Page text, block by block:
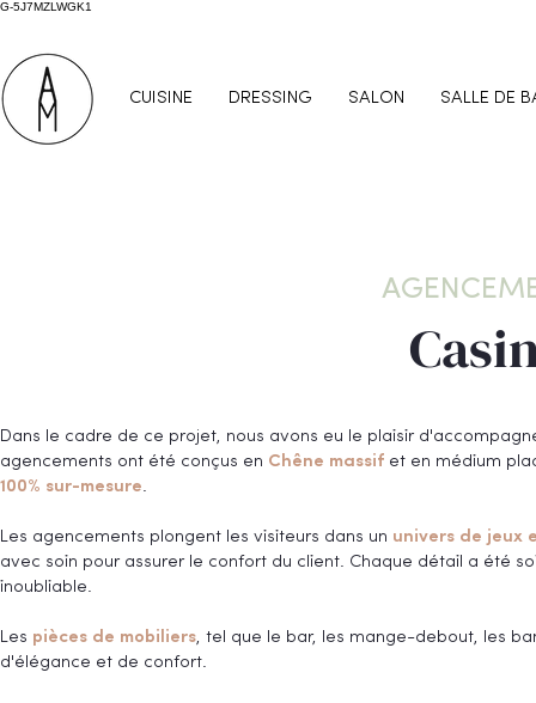
G-5J7MZLWGK1
CUISINE DRESSING SALON SALLE DE
Dans le cadre de ce projet, nous avons eu le plaisir
agencements ont été conçus en Chêne massif et en médium
100% sur-mesure.
Les agencements plongent les visiteurs dans un univers de jeux
avec soin pour assurer le confort du client. Chaque détail a été
inoubliable.
Les pièces de mobiliers, tel que le bar, les mange-debout, les
d'élégance et de confort.